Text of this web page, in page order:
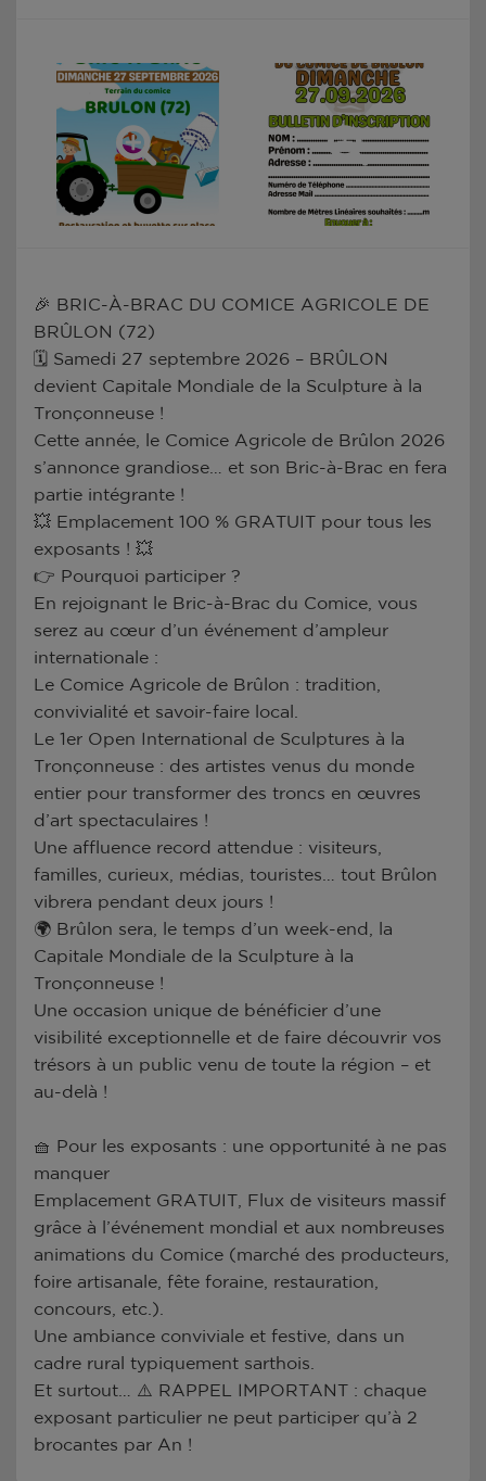
🎉 BRIC-À-BRAC DU COMICE AGRICOLE DE
BRÛLON (72)
🗓️ Samedi 27 septembre 2026 – BRÛLON
devient Capitale Mondiale de la Sculpture à la
Tronçonneuse !
Cette année, le Comice Agricole de Brûlon 2026
s’annonce grandiose… et son Bric-à-Brac en fera
partie intégrante !
💥 Emplacement 100 % GRATUIT pour tous les
exposants ! 💥
👉 Pourquoi participer ?
En rejoignant le Bric-à-Brac du Comice, vous
serez au cœur d’un événement d’ampleur
internationale :
Le Comice Agricole de Brûlon : tradition,
convivialité et savoir-faire local.
Le 1er Open International de Sculptures à la
Tronçonneuse : des artistes venus du monde
entier pour transformer des troncs en œuvres
d’art spectaculaires !
Une affluence record attendue : visiteurs,
familles, curieux, médias, touristes… tout Brûlon
vibrera pendant deux jours !
🌍 Brûlon sera, le temps d’un week-end, la
Capitale Mondiale de la Sculpture à la
Tronçonneuse !
Une occasion unique de bénéficier d’une
visibilité exceptionnelle et de faire découvrir vos
trésors à un public venu de toute la région – et
au-delà !
🧺 Pour les exposants : une opportunité à ne pas
manquer
Emplacement GRATUIT, Flux de visiteurs massif
grâce à l’événement mondial et aux nombreuses
animations du Comice (marché des producteurs,
foire artisanale, fête foraine, restauration,
concours, etc.).
Une ambiance conviviale et festive, dans un
cadre rural typiquement sarthois.
Et surtout… ⚠️ RAPPEL IMPORTANT : chaque
exposant particulier ne peut participer qu’à 2
brocantes par An !